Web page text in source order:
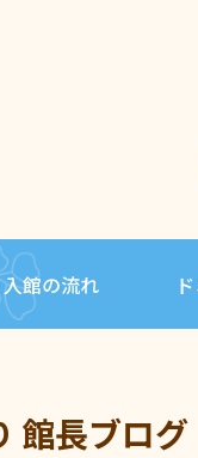
館の流れ
館長ブログ